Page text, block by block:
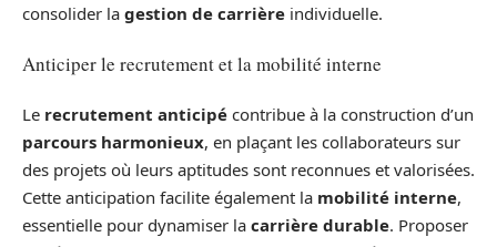
consolider la gestion de carrière individuelle.
Anticiper le recrutement et la mobilité interne
Le recrutement anticipé contribue à la construction d’un
parcours harmonieux, en plaçant les collaborateurs sur
des projets où leurs aptitudes sont reconnues et valorisées.
Cette anticipation facilite également la mobilité interne,
essentielle pour dynamiser la carrière durable. Proposer